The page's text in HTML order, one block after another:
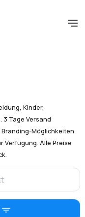
Kinder,
3 Tage Versand
Möglichkeiten
Verfügung. Alle Preise